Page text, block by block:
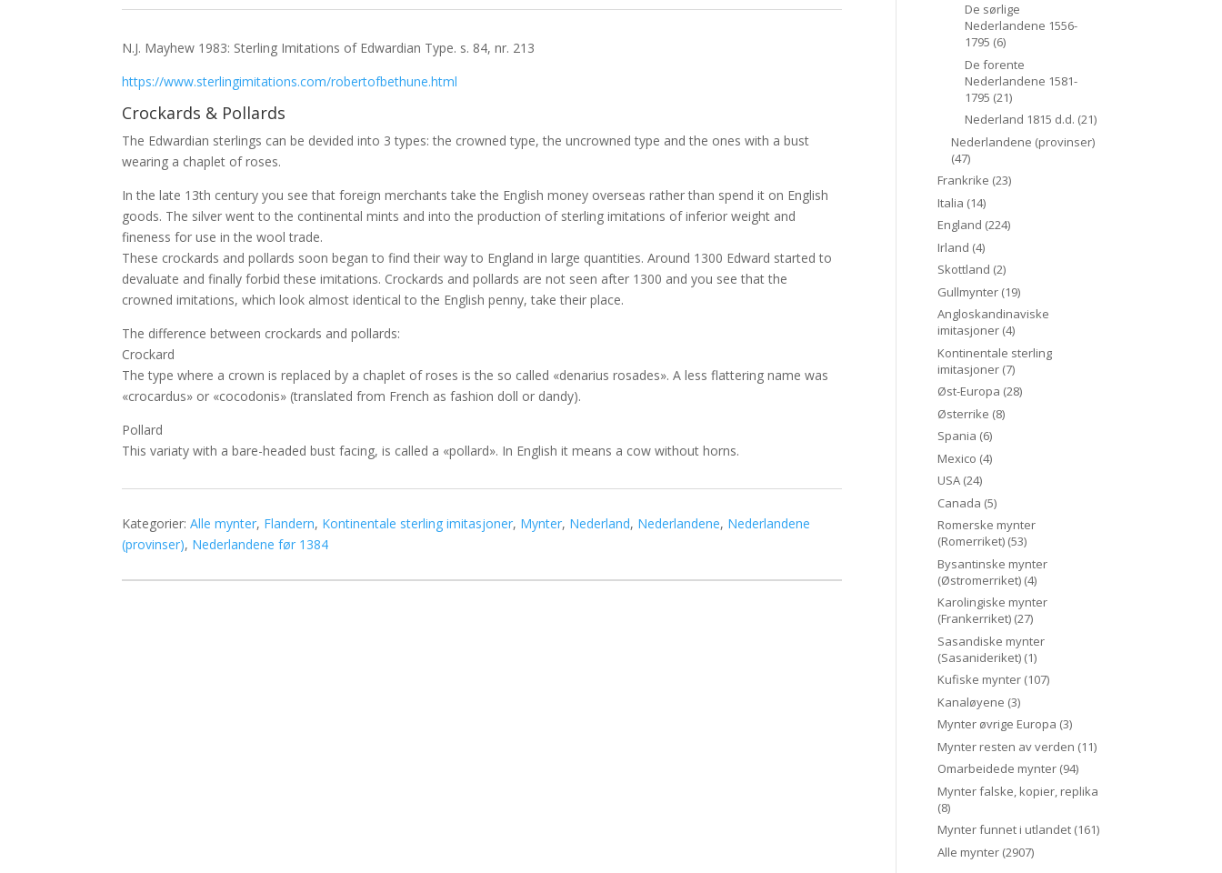
N.J. Mayhew 1983: Sterling Imitations of Edwardian Type. s. 84, nr. 213
https://www.sterlingimitations.com/robertofbethune.html
Crockards & Pollards
The Edwardian sterlings can be devided into 3 types: the crowned type, the uncrowned type and the ones with a bust
wearing a chaplet of roses.
In the late 13th century you see that foreign merchants take the English money overseas rather than spend it on English
goods. The silver went to the continental mints and into the production of sterling imitations of inferior weight and
fineness for use in the wool trade.
These crockards and pollards soon began to find their way to England in large quantities. Around 1300 Edward started to
devaluate and finally forbid these imitations. Crockards and pollards are not seen after 1300 and you see that the
crowned imitations, which look almost identical to the English penny, take their place.
The difference between crockards and pollards:
Crockard
The type where a crown is replaced by a chaplet of roses is the so called «denarius rosades». A less flattering name was
«crocardus» or «cocodonis» (translated from French as fashion doll or dandy).
Pollard
This variaty with a bare-headed bust facing, is called a «pollard». In English it means a cow without horns.
Kategorier:Alle mynter, Flandern, Kontinentale sterling imitasjoner, Mynter, Nederland, Nederlandene, Nederlandene
(provinser), Nederlandene før 1384
De sørlige
Nederlandene 1556-
1795 (6)
De forente
Nederlandene 1581-
1795 (21)
Nederland 1815 d.d. (21)
Nederlandene (provinser)
(47)
Frankrike (23)
Italia (14)
England (224)
Irland (4)
Skottland (2)
Gullmynter (19)
Angloskandinaviske
imitasjoner (4)
Kontinentale sterling
imitasjoner (7)
Øst-Europa (28)
Østerrike (8)
Spania (6)
Mexico (4)
USA (24)
Canada (5)
Romerske mynter
(Romerriket) (53)
Bysantinske mynter
(Østromerriket) (4)
Karolingiske mynter
(Frankerriket) (27)
Sasandiske mynter
(Sasanideriket) (1)
Kufiske mynter (107)
Kanaløyene (3)
Mynter øvrige Europa (3)
Mynter resten av verden (11)
Omarbeidede mynter (94)
Mynter falske, kopier, replika
(8)
Mynter funnet i utlandet (161)
Alle mynter (2907)